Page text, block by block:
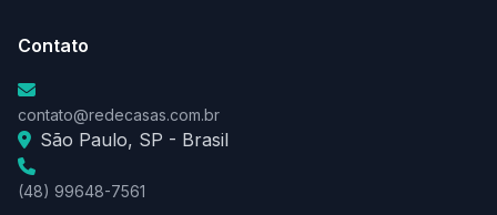
Contato
contato@redecasas.com.br
São Paulo, SP - Brasil
(48) 99648-7561